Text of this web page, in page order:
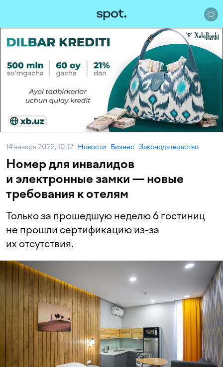
14 января 2022, 10:12 Новости Бизнес Законодательство
Номер для инвалидов
и электронные замки — новые
требования к отелям
Только за прошедшую неделю 6 гостиниц
не прошли сертификацию из-за
их отсутствия.